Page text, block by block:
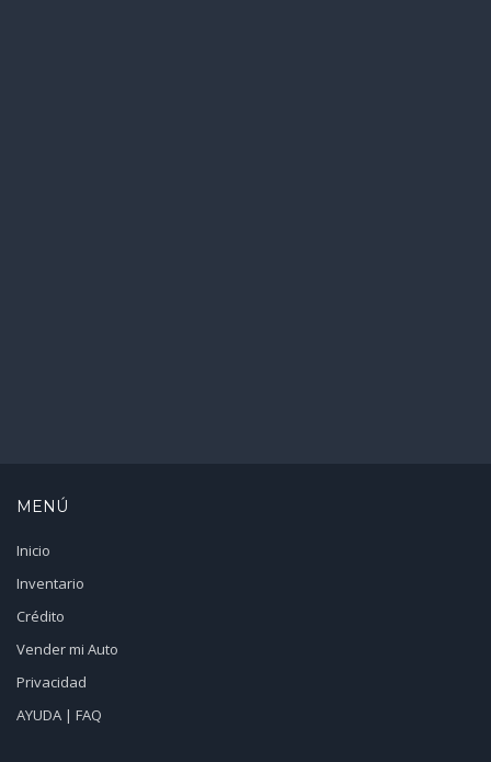
MENÚ
Inicio
Inventario
Crédito
Vender mi Auto
Privacidad
AYUDA | FAQ